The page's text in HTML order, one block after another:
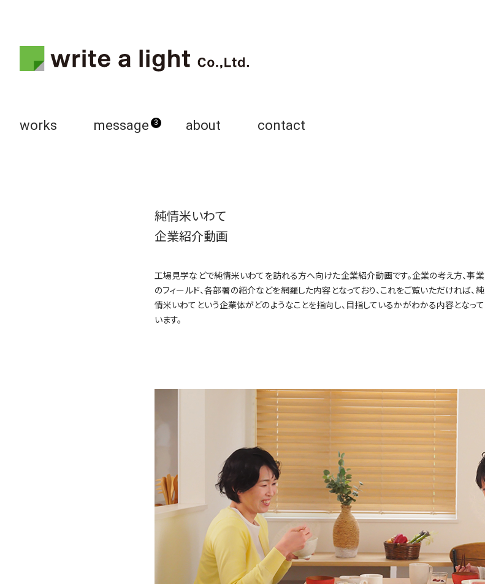
works message 3 about contact
純情米いわて
企業紹介動画
工場見学などで純情米いわてを訪れる方へ向けた企業紹介動画です。企業の考え方、事業
のフィールド、各部署の紹介などを網羅した内容となっており、これをご覧いただければ、純
情米いわてという企業体がどのようなことを指向し、目指しているかがわかる内容となって
います。